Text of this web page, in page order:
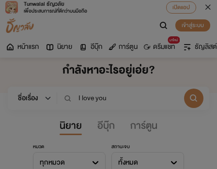
Tunwalai ธัญวลัย
เพื่อประสบการณ์ที่ดีกว่าบนมือถือ
เปิดแอป
เข้าสู่ระบบ
หน้าแรก นิยาย อีบุ๊ก การ์ตูน
มาใหม่
ดรีมแชท ธัญลิสต์
กำลังหาอะไรอยู่เอ่ย?
นิยาย อีบุ๊ก การ์ตูน
หมวด
ทุกหมวด
สถานะจบ
ทั้งหมด